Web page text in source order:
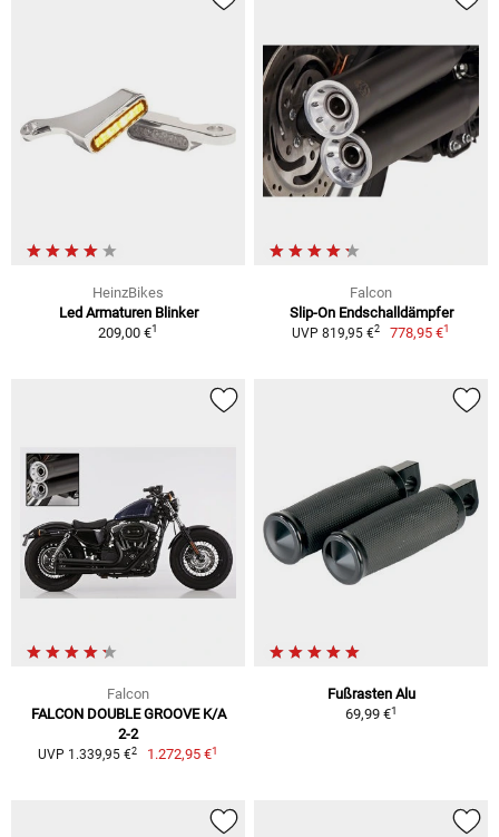
HeinzBikes
Led Armaturen Blinker
209,00 €1
Falcon
Slip-On Endschalldämpfer
UVP 819,95 €2 778,95 €1
Falcon
FALCON DOUBLE GROOVE K/A
2-2
UVP 1.339,95 €2 1.272,95 €1
Fußrasten Alu
69,99 €1